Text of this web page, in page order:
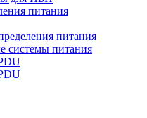
питания
питания
системы питания